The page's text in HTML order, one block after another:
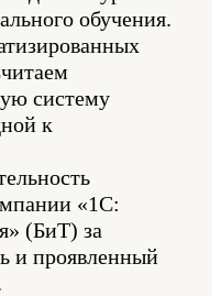
обучения.
систему
к
«1С:
(БиТ) за
и проявленный